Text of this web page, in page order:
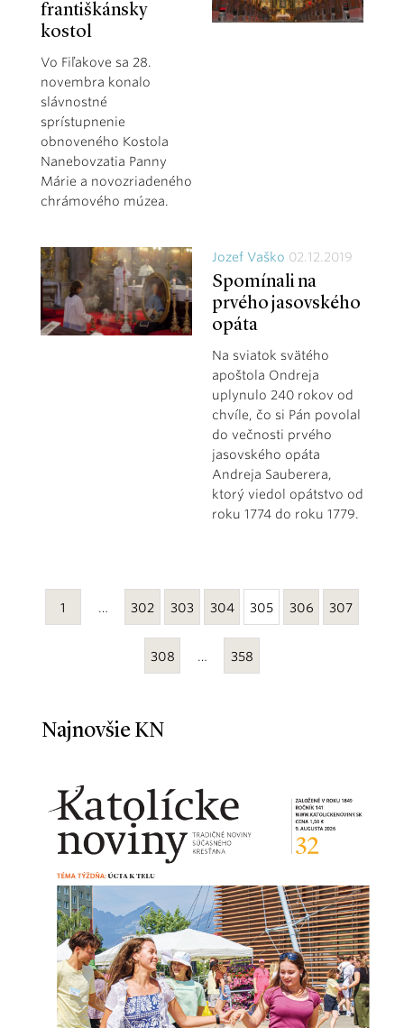
františkánsky
kostol
Vo Fiľakove sa 28.
novembra konalo
slávnostné
sprístupnenie
obnoveného Kostola
Nanebovzatia Panny
Márie a novozriadeného
chrámového múzea.
Jozef Vaško 02.12.2019
Spomínali na
prvého jasovského
opáta
Na sviatok svätého
apoštola Ondreja
uplynulo 240 rokov od
chvíle, čo si Pán povolal
do večnosti prvého
jasovského opáta
Andreja Sauberera,
ktorý viedol opátstvo od
roku 1774 do roku 1779.
1 … 302 303 304 305 306 307
308 … 358
Najnovšie KN